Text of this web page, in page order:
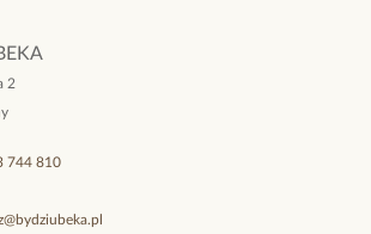
2
744 810